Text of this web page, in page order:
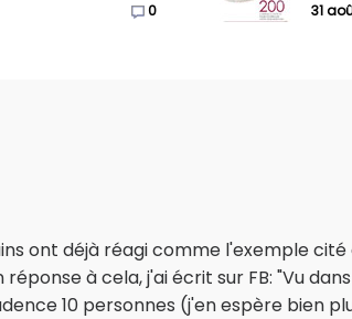
0 31
ont déjà réagi comme l'exemple
à cela, j'ai écrit sur FB: "Vu
10 personnes (j'en espère bien